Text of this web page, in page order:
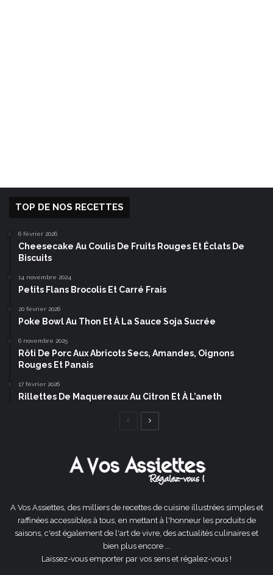
TOP DE NOS RECETTES
6 février 2026
Cheesecake Au Coulis De Fruits Rouges Et Éclats De
Biscuits
14 novembre 2024
Petits Flans Brocolis Et Carré Frais
20 février 2026
Poke Bowl Au Thon Et À La Sauce Soja Sucrée
6 novembre 2025
Rôti De Porc Aux Abricots Secs, Amandes, Oignons
Rouges Et Panais
17 février 2026
Rillettes De Maquereaux Au Citron Et À L’aneth
Page
A Vos Assiettes, des milliers de recettes de cuisine illustrées simples et
raffinées accessibles à tous, en mettant à l'honneur les produits de
saisons, c'est également de l'art de vivre, des actualités culinaires et
bien plus encore ...
Laissez-vous emporter par vos sens et régalez-vous !